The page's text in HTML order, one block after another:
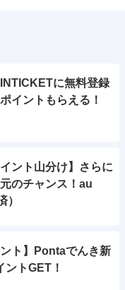
に無料登録
イントもらえる！
ント山分け】さらに
のチャンス！au
）
ト】Pontaでんき新
ントGET！